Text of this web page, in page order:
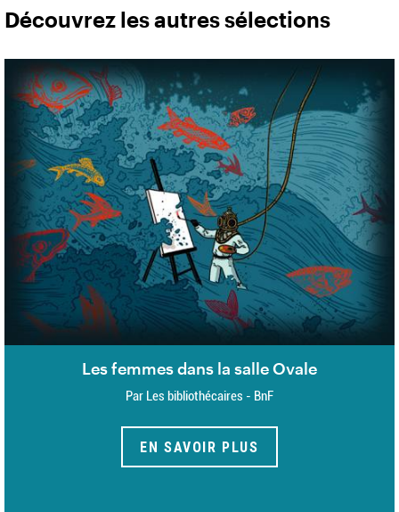
Découvrez les autres sélections
Les femmes dans la salle Ovale
Par Les bibliothécaires - BnF
EN SAVOIR PLUS